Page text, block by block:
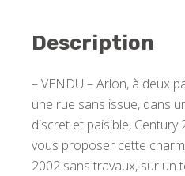
Description
– VENDU – Arlon, à deux
une rue sans issue, dans
discret et paisible, Century
vous proposer cette
2002 sans travaux, sur un